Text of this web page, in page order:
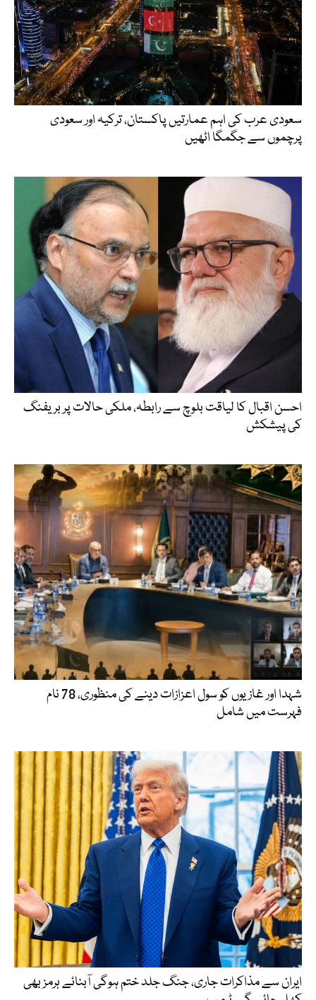
سعودی عرب کی اہم عمارتیں پاکستان، ترکیہ اور سعودی
پرچموں سے جگمگا اٹھیں
احسن اقبال کا لیاقت بلوچ سے رابطہ، ملکی حالات پر بریفنگ
کی پیشکش
شہدا اور غازیوں کو سول اعزازات دینے کی منظوری، 78 نام
فہرست میں شامل
ایران سے مذاکرات جاری، جنگ جلد ختم ہوگی آبنائے ہرمز بھی